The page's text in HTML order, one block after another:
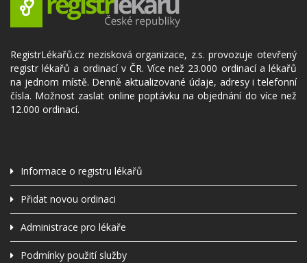
RegistrLékařů.cz nezisková organizace, z.s. provozuje otevřený
registr lékařů a ordinací v ČR. Více než 23.000 ordinací a lékařů
na jednom místě. Denně aktualizované údaje, adresy i telefonní
čísla. Možnost zaslat online poptávku na objednání do více než
12.000 ordinací.
Informace o registru lékařů
Přidat novou ordinaci
Administrace pro lékaře
Podmínky použití služby